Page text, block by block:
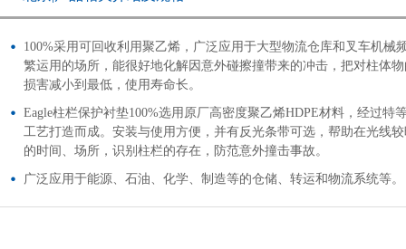
100%采用可回收利用聚乙烯，广泛应用于大型物流仓库和叉车机械
繁运用的场所，能很好地化解因意外碰擦撞带来的冲击，把对柱体
损害减小到最低，使用寿命长。
Eagle柱栏保护衬垫100%选用原厂高密度聚乙烯HDPE材料，经过特
工艺打造而成。安装与使用方便，并有反光条带可选，帮助在光线
的时间、场所，识别柱栏的存在，防范意外撞击事故。
广泛应用于能源、石油、化学、制造等的仓储、转运和物流系统等。